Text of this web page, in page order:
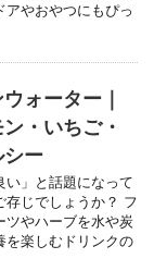
やおやつにもぴっ
ォーター｜
・いちご・
シー
い」と話題になって
存じでしょうか？ フ
ツやハーブを水や炭
を楽しむドリンクの